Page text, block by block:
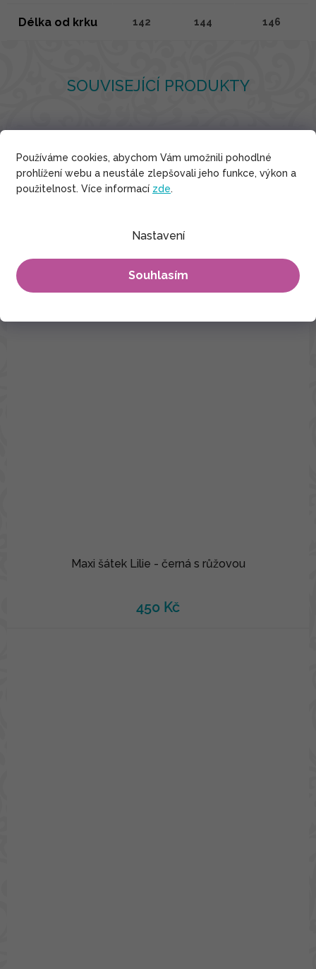
Používáme cookies, abychom Vám umožnili pohodlné
prohlížení webu a neustále zlepšovali jeho funkce, výkon a
použitelnost. Více informací zde.
Nastavení
Souhlasím
SOUVISEJÍCÍ PRODUKTY
Indické hedvábí
Maxi šátek Lilie - černá s růžovou
450 Kč
Délka od krku 142 144 146